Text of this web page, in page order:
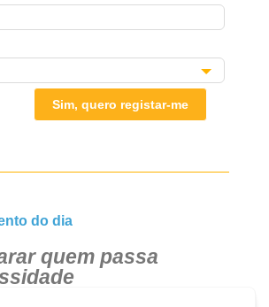
Sim, quero registar-me
do dia
quem passa